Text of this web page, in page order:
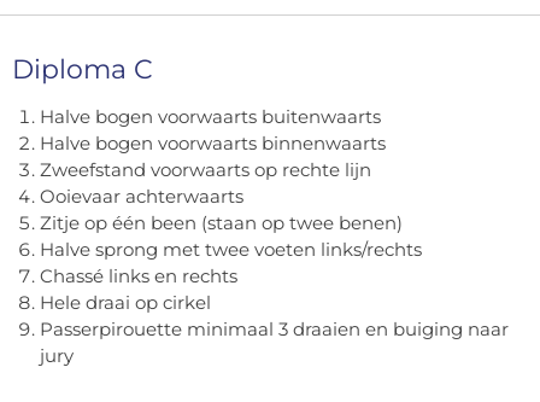
Diploma C
Halve bogen voorwaarts buitenwaarts
Halve bogen voorwaarts binnenwaarts
Zweefstand voorwaarts op rechte lijn
Ooievaar achterwaarts
Zitje op één been (staan op twee benen)
Halve sprong met twee voeten links/rechts
Chassé links en rechts
Hele draai op cirkel
Passerpirouette minimaal 3 draaien en buiging naar
jury